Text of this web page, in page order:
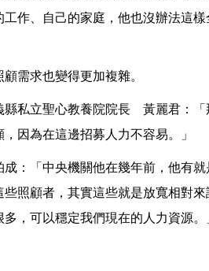
作、自己的家庭，他也沒辦法這
需求也變得更加複雜。
縣私立聖心教養院院長 黃麗君：「
因為在這邊招募人力不容易。」
：「中央機關他在幾年前，他有就
照顧者，其實這些就是放寬相對
，可以穩定我們現在的人力資源。